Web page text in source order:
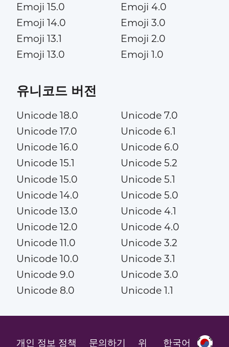
Emoji 15.0
Emoji 14.0
Emoji 13.1
Emoji 13.0
Emoji 4.0
Emoji 3.0
Emoji 2.0
Emoji 1.0
유니코드 버전
Unicode 18.0
Unicode 17.0
Unicode 16.0
Unicode 15.1
Unicode 15.0
Unicode 14.0
Unicode 13.0
Unicode 12.0
Unicode 11.0
Unicode 10.0
Unicode 9.0
Unicode 8.0
Unicode 7.0
Unicode 6.1
Unicode 6.0
Unicode 5.2
Unicode 5.1
Unicode 5.0
Unicode 4.1
Unicode 4.0
Unicode 3.2
Unicode 3.1
Unicode 3.0
Unicode 1.1
한국어
개인 정보 정책 문의하기 위